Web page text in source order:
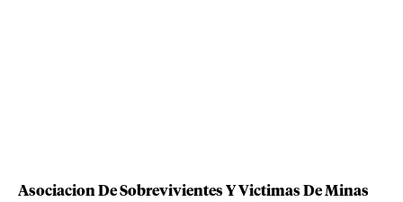
Asociacion De Sobrevivientes Y Victimas De Minas